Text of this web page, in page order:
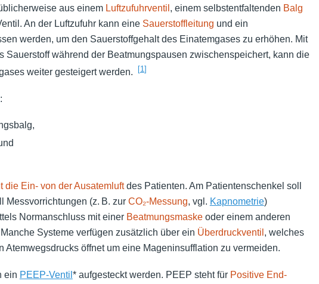
aus einem Luftzufuhrventil , einem selbstentfaltenden Balg
An der Luftzufuhr kann eine Sauerstoffleitung und ein
werden, um den Sauerstoffgehalt des Einatemgases zu erhöhen. Mit
Sauerstoff während der Beatmungspausen zwischenspeichert, kann die
weiter gesteigert werden.
[1]
:
die Ein- von der Ausatemluftdes Patienten. Am Patientenschenkel soll
Messvorrichtungen (z. B. zur CO₂-Messung, vgl. Kapnometrie)
Normanschluss mit einer Beatmungsmaskeoder einem anderen
Systeme verfügen zusätzlich über ein Überdruckventil , welches
Atemwegsdrucks öffnet um eine Mageninsufflation zu vermeiden.
ein PEEP-Ventil * aufgesteckt werden. PEEP steht für Positive End-